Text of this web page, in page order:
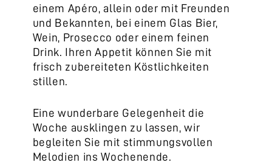
einem Apéro, allein oder mit Freunden
und Bekannten, bei einem Glas Bier,
Wein, Prosecco oder einem feinen
Drink. Ihren Appetit können Sie mit
frisch zubereiteten Köstlichkeiten
stillen.
Eine wunderbare Gelegenheit die
Woche ausklingen zu lassen, wir
begleiten Sie mit stimmungsvollen
Melodien ins Wochenende.